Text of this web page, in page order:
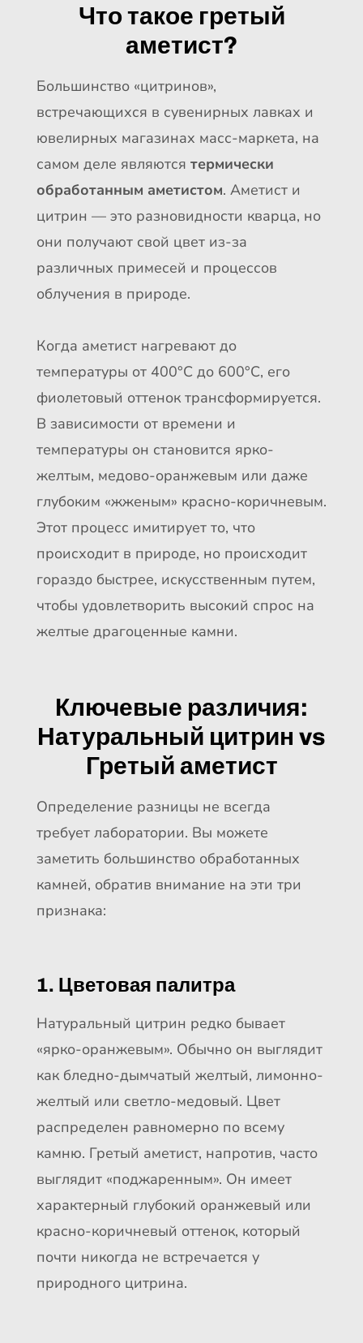
Что такое гретый
аметист?
Большинство «цитринов»,
встречающихся в сувенирных лавках и
ювелирных магазинах масс-маркета, на
самом деле являются термически
обработанным аметистом. Аметист и
цитрин — это разновидности кварца, но
они получают свой цвет из-за
различных примесей и процессов
облучения в природе.
Когда аметист нагревают до
температуры от 400°C до 600°C, его
фиолетовый оттенок трансформируется.
В зависимости от времени и
температуры он становится ярко-
желтым, медово-оранжевым или даже
глубоким «жженым» красно-коричневым.
Этот процесс имитирует то, что
происходит в природе, но происходит
гораздо быстрее, искусственным путем,
чтобы удовлетворить высокий спрос на
желтые драгоценные камни.
Ключевые различия:
Натуральный цитрин vs
Гретый аметист
Определение разницы не всегда
требует лаборатории. Вы можете
заметить большинство обработанных
камней, обратив внимание на эти три
признака:
1. Цветовая палитра
Натуральный цитрин редко бывает
«ярко-оранжевым». Обычно он выглядит
как бледно-дымчатый желтый, лимонно-
желтый или светло-медовый. Цвет
распределен равномерно по всему
камню. Гретый аметист, напротив, часто
выглядит «поджаренным». Он имеет
характерный глубокий оранжевый или
красно-коричневый оттенок, который
почти никогда не встречается у
природного цитрина.